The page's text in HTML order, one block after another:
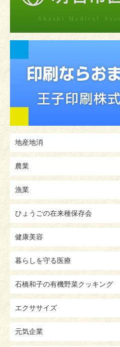
地産地消
農業
漁業
ひょうごの在来種保存会
健康美容
暮らしを守る医療
石橋和子の有機野菜クッキング
エクササイズ
元気企業